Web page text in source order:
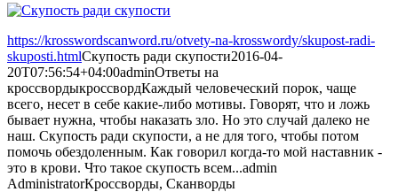
https://krosswordscanword.ru/otvety-na-krosswordy/skupost-radi-
skuposti.htmlСкупость ради скупости2016-04-
20T07:56:54+04:00adminОтветы на
кроссвордыкроссвордКаждый человеческий порок, чаще
всего, несет в себе какие-либо мотивы. Говорят, что и ложь
бывает нужна, чтобы наказать зло. Но это случай далеко не
наш. Скупость ради скупости, а не для того, чтобы потом
помочь обездоленным. Как говорил когда-то мой наставник -
это в крови. Что такое скупость всем...admin
AdministratorКроссворды, Сканворды